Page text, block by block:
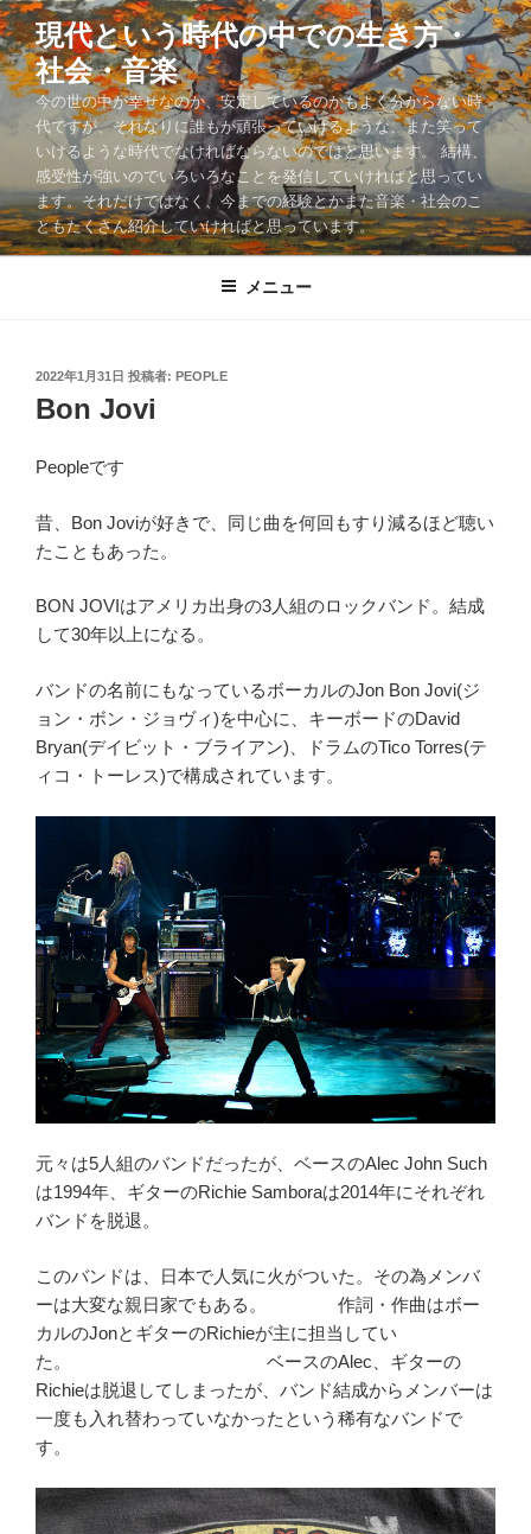
コ
ン
テ
ン
ツ
キ
ッ
現代という時代の中での生き方・
社会・音楽
今の世の中が幸せなのか、安定しているのかもよく分からない時
代ですが、それなりに誰もが頑張っていけるような、また笑って
いけるような時代でなければならないのではと思います。 結構、
感受性が強いのでいろいろなことを発信していければと思ってい
ます。それだけではなく、今までの経験とかまた音楽・社会のこ
ともたくさん紹介していければと思っています。
メニュー
投
稿
日:
2022年1月31日 投稿者: PEOPLE
Bon Jovi
Peopleです
昔、Bon Joviが好きで、同じ曲を何回もすり減るほど聴い
たこともあった。
BON JOVIはアメリカ出身の3人組のロックバンド。結成
して30年以上になる。
バンドの名前にもなっているボーカルのJon Bon Jovi(ジ
ョン・ボン・ジョヴィ)を中心に、キーボードのDavid
Bryan(デイビット・ブライアン)、ドラムのTico Torres(テ
ィコ・トーレス)で構成されています。
元々は5人組のバンドだったが、ベースのAlec John Such
は1994年、ギターのRichie Samboraは2014年にそれぞれ
バンドを脱退。
このバンドは、日本で人気に火がついた。その為メンバ
ーは大変な親日家でもある。 作詞・作曲はボー
カルのJonとギターのRichieが主に担当してい
た。 ベースのAlec、ギターの
Richieは脱退してしまったが、バンド結成からメンバーは
一度も入れ替わっていなかったという稀有なバンドで
す。